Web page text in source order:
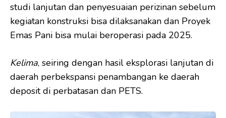
studi lanjutan dan penyesuaian perizinan sebelum
kegiatan konstruksi bisa dilaksanakan dan Proyek
Emas Pani bisa mulai beroperasi pada 2025.
Kelima, seiring dengan hasil eksplorasi lanjutan di
daerah perbekspansi penambangan ke daerah
deposit di perbatasan dan PETS.